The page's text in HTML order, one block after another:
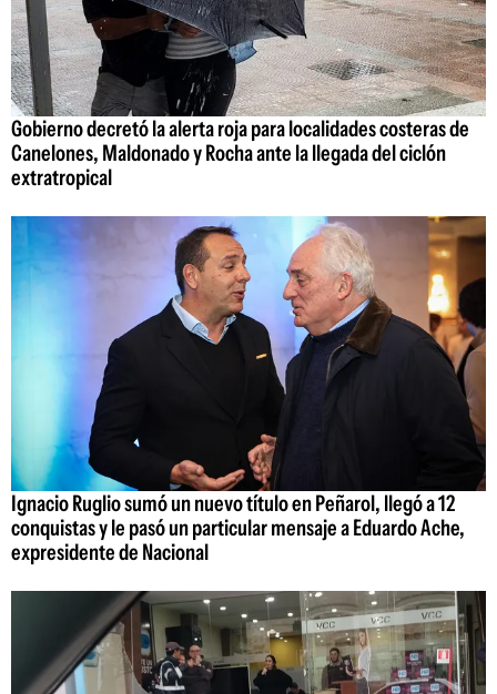
Gobierno decretó la alerta roja para localidades costeras de
Canelones, Maldonado y Rocha ante la llegada del ciclón
extratropical
Ignacio Ruglio sumó un nuevo título en Peñarol, llegó a 12
conquistas y le pasó un particular mensaje a Eduardo Ache,
expresidente de Nacional